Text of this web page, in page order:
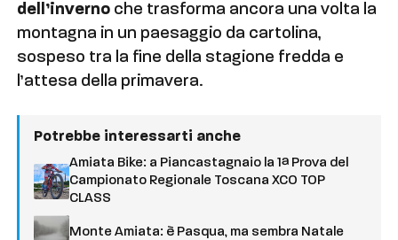
dell’inverno che trasforma ancora una volta la
montagna in un paesaggio da cartolina,
sospeso tra la fine della stagione fredda e
l’attesa della primavera.
Potrebbe interessarti anche
Amiata Bike: a Piancastagnaio la 1ª Prova del
Campionato Regionale Toscana XCO TOP
CLASS
Monte Amiata: è Pasqua, ma sembra Natale